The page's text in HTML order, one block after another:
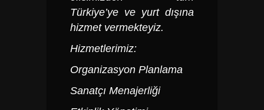
Türkiye’ye ve yurt dışına
hizmet vermekteyiz.
Hizmetlerimiz:
Organizasyon Planlama
Sanatçı Menajerliği